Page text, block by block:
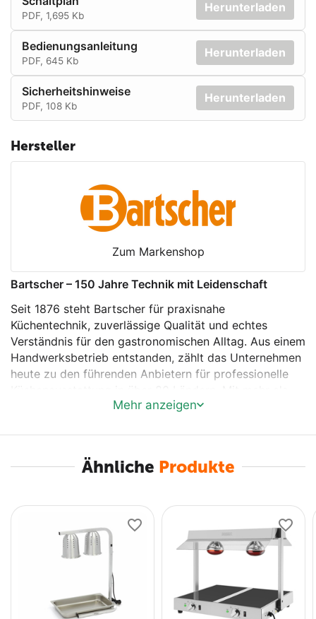
PDF, 1,695 Kb
Herunterladen
Bedienungsanleitung
PDF, 645 Kb
Herunterladen
Sicherheitshinweise
PDF, 108 Kb
Herunterladen
Hersteller
Zum Markenshop
Bartscher – 150 Jahre Technik mit Leidenschaft
Seit 1876 steht Bartscher für praxisnahe
Küchentechnik, zuverlässige Qualität und echtes
Verständnis für den gastronomischen Alltag. Aus einem
Handwerksbetrieb entstanden, zählt das Unternehmen
heute zu den führenden Anbietern für professionelle
150 Jahren Erfahrung entwickelt Bartscher Lösungen,
den Küchenalltag spürbar erleichtern – in enger
Zusammenarbeit mit Köchen, Planern und
Fachhändlern.
Ob Imbiss, Restaurant oder Großküche: Mit über 2.000
Produkten bietet Bartscher ein umfassendes Sortiment
für jede Anforderung. Vom leistungsstarken Kochgerät
bis zum praktischen Kleingerät – alles aus einer Hand
und schnell verfügbar.
Qualität, die überzeugt
Mehr anzeigen
Ähnliche Produkte